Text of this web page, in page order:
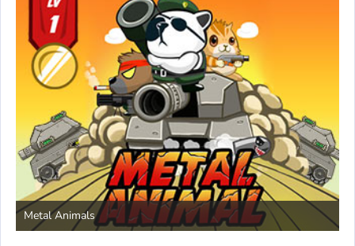
Metal Animals